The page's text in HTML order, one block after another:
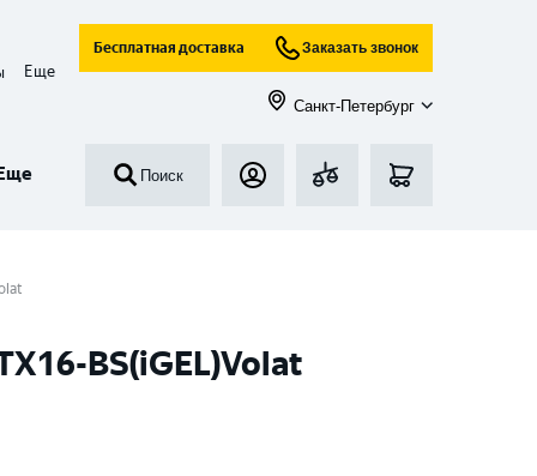
Еще
Бесплатная доставка Заказать звонок
Санкт-Петербург
Поиск
BS(iGEL)Volat